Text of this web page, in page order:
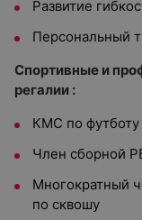
Развитие
Персональный
Спортивные и
регалии :
КМС по футботу
Член сборной
Многократный
по сквошу